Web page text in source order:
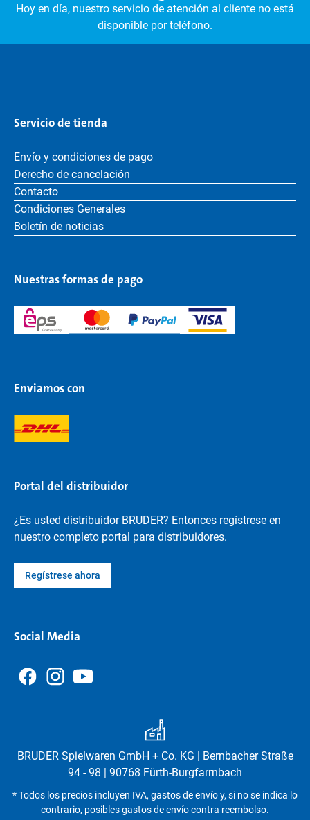
Hoy en día, nuestro servicio de atención al cliente no está
disponible por teléfono.
Servicio de tienda
Envío y condiciones de pago
Derecho de cancelación
Contacto
Condiciones Generales
Boletín de noticias
Nuestras formas de pago
Enviamos con
Portal del distribuidor
¿Es usted distribuidor BRUDER? Entonces regístrese en
nuestro completo portal para distribuidores.
Regístrese ahora
Social Media
BRUDER Spielwaren GmbH + Co. KG | Bernbacher Straße
94 - 98 | 90768 Fürth-Burgfarrnbach
* Todos los precios incluyen IVA, gastos de envío y, si no se indica lo
contrario, posibles gastos de envío contra reembolso.